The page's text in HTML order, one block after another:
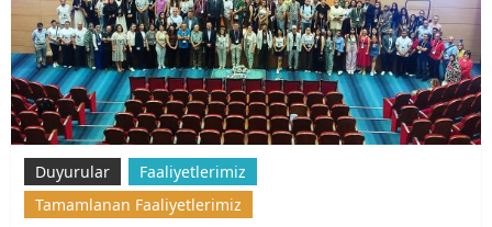
Duyurular
Faaliyetlerimiz
Tamamlanan Faaliyetlerimiz